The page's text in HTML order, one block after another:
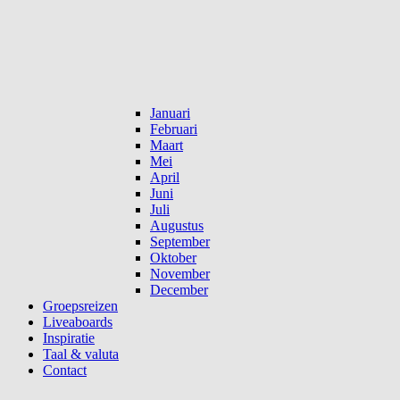
Januari
Februari
Maart
Mei
April
Juni
Juli
Augustus
September
Oktober
November
December
Groepsreizen
Liveaboards
Inspiratie
Taal & valuta
Contact